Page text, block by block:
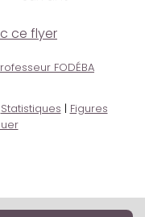
ce flyer
FODÉBA
Statistiques | Figures